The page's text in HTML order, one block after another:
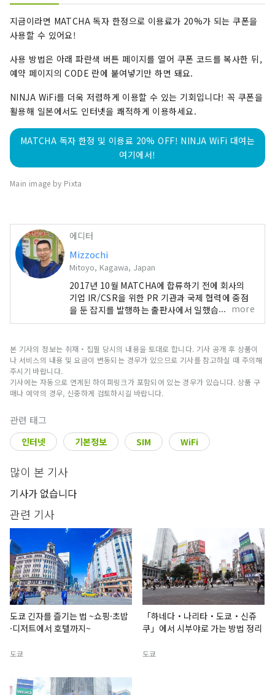
지금이라면 MATCHA 독자 한정으로 이용료가 20%가 되는 쿠폰을
사용할 수 있어요!
사용 방법은 아래 파란색 버튼 페이지를 열어 쿠폰 코드를 복사한 뒤,
예약 페이지의 CODE 란에 붙여넣기만 하면 돼요.
NINJA WiFi를 더욱 저렴하게 이용할 수 있는 기회입니다! 꼭 쿠폰을
활용해 일본에서도 인터넷을 쾌적하게 이용하세요.
MATCHA 독자 한정 및 이용료 20% OFF! NINJA WiFi 대여는
여기에서!
Main image by Pixta
에디터
Mizzochi
Mitoyo, Kagawa, Japan
2017년 10월 MATCHA에 합류하기 전에 회사의
기업 IR/CSR을 위한 PR 기관과 국제 협력에 중점
을 둔 잡지를 발행하는 출판사에서 일했습니다.
2019년 4월에는 카가와 현 미토요시로 이사했습니
고 지역 회생에 기여하고 있습니다. 주로 일본 서부
지역의 인터넷 서비스, 렌터카, 호텔 및 관광 명소에
more
본 기사의 정보는 취재・집필 당시의 내용을 토대로 합니다. 기사 공개 후 상품이
나 서비스의 내용 및 요금이 변동되는 경우가 있으므로 기사를 참고하실 때 주의해
주시기 바랍니다.
기사에는 자동으로 연계된 하이퍼링크가 포함되어 있는 경우가 있습니다. 상품 구
매나 예약의 경우, 신중하게 검토하시길 바랍니다.
관련 태그
인터넷 기본정보 SIM WiFi
많이 본 기사
기사가 없습니다
관련 기사
도쿄 긴자를 즐기는 법 ~쇼핑·초밥
·디저트에서 호텔까지~
도쿄
「하네다・나리타・도쿄・신쥬
쿠」에서 시부야로 가는 방법 정리
도쿄